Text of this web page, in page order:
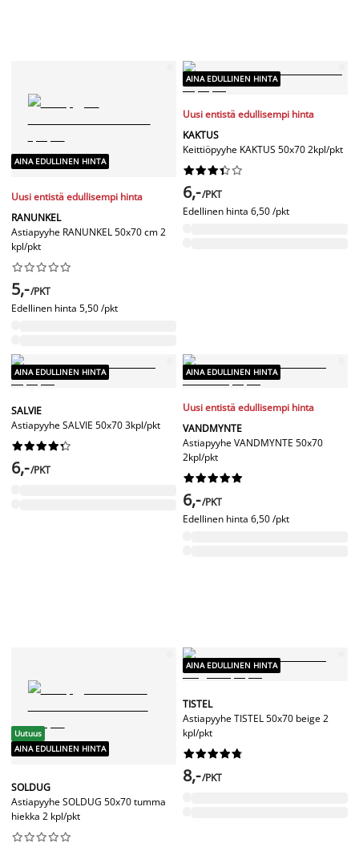
AINA EDULLINEN HINTA
Uusi entistä edullisempi hinta
RANUNKEL
Astiapyyhe RANUNKEL 50x70 cm 2
kpl/pkt






5,-/PKT
Edellinen hinta 5,50 /pkt
AINA EDULLINEN HINTA
Uusi entistä edullisempi hinta
KAKTUS
Keittiöpyyhe KAKTUS 50x70 2kpl/pkt






6,-/PKT
Edellinen hinta 6,50 /pkt
AINA EDULLINEN HINTA
SALVIE
Astiapyyhe SALVIE 50x70 3kpl/pkt






6,-/PKT
AINA EDULLINEN HINTA
Uusi entistä edullisempi hinta
VANDMYNTE
Astiapyyhe VANDMYNTE 50x70
2kpl/pkt






6,-/PKT
Edellinen hinta 6,50 /pkt
Uutuus
AINA EDULLINEN HINTA
SOLDUG
Astiapyyhe SOLDUG 50x70 tumma
hiekka 2 kpl/pkt






AINA EDULLINEN HINTA
TISTEL
Astiapyyhe TISTEL 50x70 beige 2
kpl/pkt






8,-/PKT